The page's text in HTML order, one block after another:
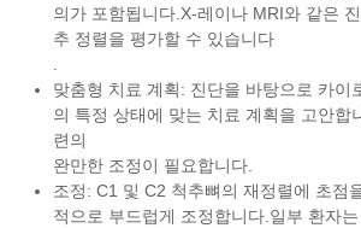
의가 포함됩니다.X-레이나 MRI와 같은
추 정렬을 평가할 수 있습니다
.
맞춤형 치료 계획: 진단을 바탕으로 카이
의 특정 상태에 맞는 치료 계획을 고안합
련의
완만한 조정이 필요합니다.
조정: C1 및 C2 척추뼈의 재정렬에 초점
적으로 부드럽게 조정합니다.일부 환자